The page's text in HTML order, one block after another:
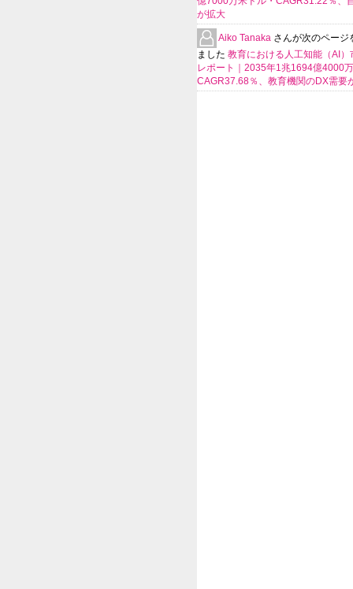
が拡大
Aiko Tanaka さんが次のページ
ました 教育における人工知能（AI）
レポート｜2035年1兆1694億4000
CAGR37.68％、教育機関のDX需要